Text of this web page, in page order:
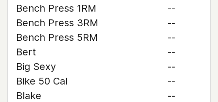
Bench Press 1RM
--
Bench Press 3RM
--
Bench Press 5RM
--
Bert
--
Big Sexy
--
Bike 50 Cal
--
Blake
--